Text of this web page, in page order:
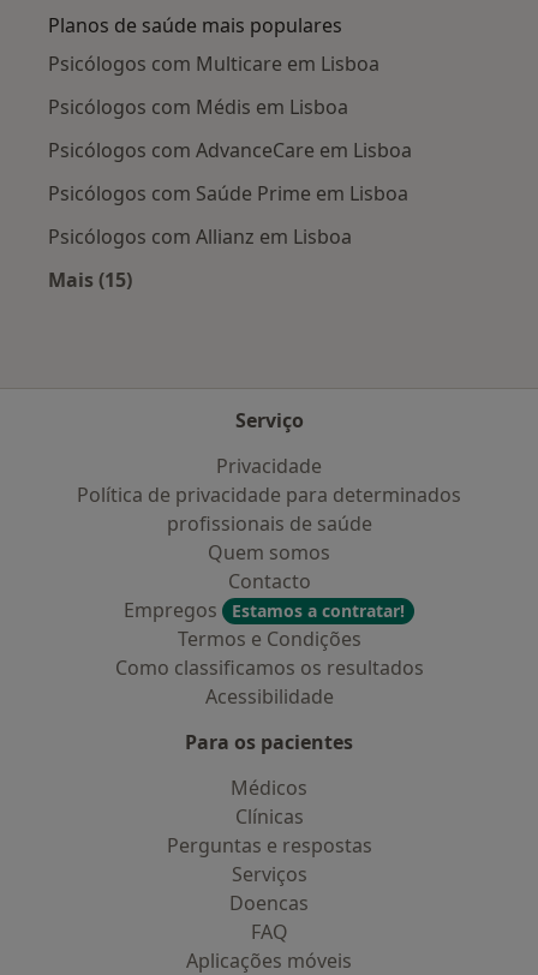
Planos de saúde mais populares
Psicólogos com Multicare em Lisboa
Psicólogos com Médis em Lisboa
Psicólogos com AdvanceCare em Lisboa
Psicólogos com Saúde Prime em Lisboa
Psicólogos com Allianz em Lisboa
Mais (15)
Serviço
Privacidade
Política de privacidade para determinados
profissionais de saúde
Quem somos
Contacto
Empregos
Estamos a contratar!
Termos e Condições
Como classificamos os resultados
Acessibilidade
Para os pacientes
Médicos
Clínicas
Perguntas e respostas
Serviços
Doencas
FAQ
Aplicações móveis